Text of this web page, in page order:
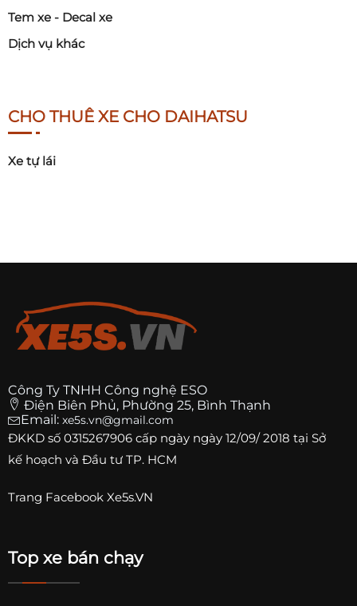
Tem xe - Decal xe
Dịch vụ khác
CHO THUÊ XE CHO DAIHATSU
Xe tự lái
Công Ty TNHH Công nghệ ESO
Điện Biên Phủ, Phường 25, Bình Thạnh
Email: xe5s.vn@gmail.com
ĐKKD số 0315267906 cấp ngày ngày 12/09/ 2018 tại Sở
kế hoạch và Đầu tư TP. HCM
Trang Facebook Xe5s.VN
Top xe bán chạy